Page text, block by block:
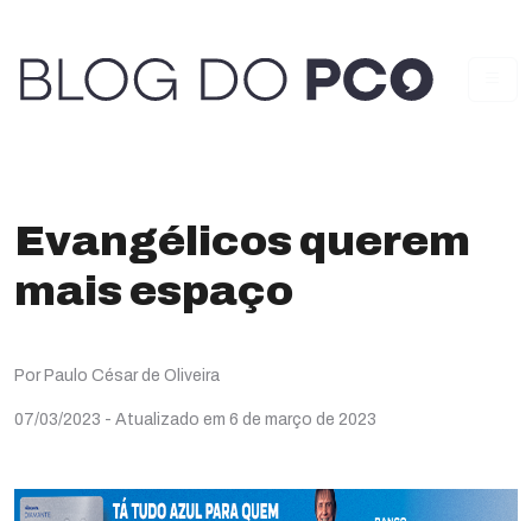
Evangélicos querem
mais espaço
Por Paulo César de Oliveira
07/03/2023 - Atualizado em 6 de março de 2023